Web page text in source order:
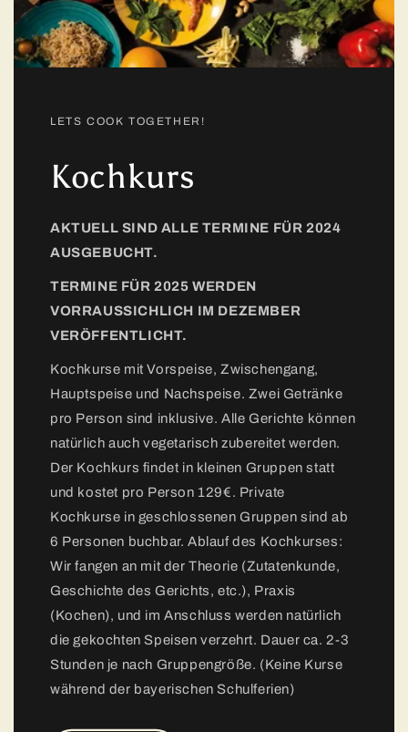
LETS COOK TOGETHER!
Kochkurs
AKTUELL SIND ALLE TERMINE FÜR 2024
AUSGEBUCHT.
TERMINE FÜR 2025 WERDEN
VORRAUSSICHLICH IM DEZEMBER
VERÖFFENTLICHT.
Kochkurse mit Vorspeise, Zwischengang,
Hauptspeise und Nachspeise. Zwei Getränke
pro Person sind inklusive. Alle Gerichte können
natürlich auch vegetarisch zubereitet werden.
Der Kochkurs findet in kleinen Gruppen statt
und kostet pro Person 129€. Private
Kochkurse in geschlossenen Gruppen sind ab
6 Personen buchbar. Ablauf des Kochkurses:
Wir fangen an mit der Theorie (Zutatenkunde,
Geschichte des Gerichts, etc.), Praxis
(Kochen), und im Anschluss werden natürlich
die gekochten Speisen verzehrt. Dauer ca. 2-3
Stunden je nach Gruppengröße. (Keine Kurse
während der bayerischen Schulferien)